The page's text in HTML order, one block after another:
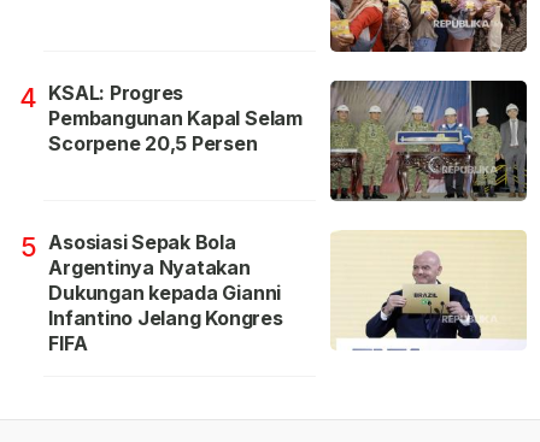
4 KSAL: Progres
Pembangunan Kapal Selam
Scorpene 20,5 Persen
5 Asosiasi Sepak Bola
Argentinya Nyatakan
Dukungan kepada Gianni
Infantino Jelang Kongres
FIFA